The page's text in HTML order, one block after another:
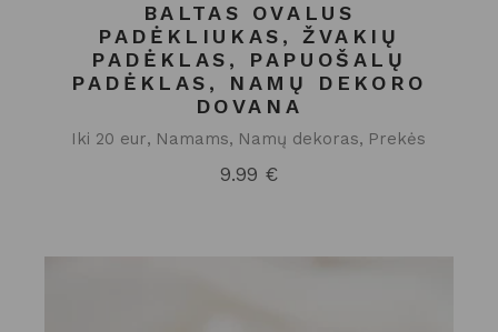
BALTAS OVALUS
PADĖKLIUKAS, ŽVAKIŲ
PADĖKLAS, PAPUOŠALŲ
PADĖKLAS, NAMŲ DEKORO
DOVANA
Iki 20 eur Namams Namų dekoras Prekės
9.99 €